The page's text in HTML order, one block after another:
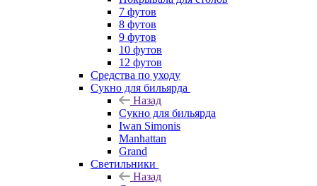
7 футов
8 футов
9 футов
10 футов
12 футов
Средства по уходу
Сукно для бильярда
Назад
Сукно для бильярда
Iwan Simonis
Manhattan
Grand
Светильники
Назад